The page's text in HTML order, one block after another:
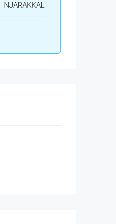
NJARAKKAL